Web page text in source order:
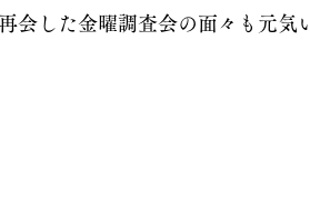
会した金曜調査会の面々も元気